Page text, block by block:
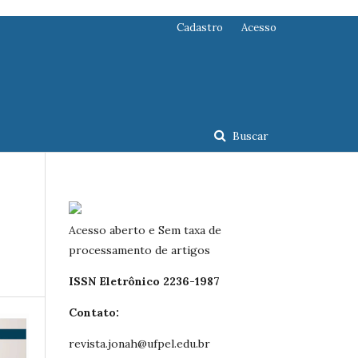
Buscar
Cadastro Acesso
Acesso aberto e Sem taxa de
processamento de artigos
ISSN Eletrônico 2236-1987
Contato:
revista.jonah@ufpel.edu.br